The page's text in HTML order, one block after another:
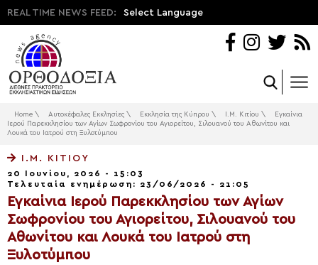
REAL TIME NEWS FEED: Select Language
Home \ Αυτοκέφαλες Εκκλησίες \ Εκκλησία της Κύπρου \ Ι.Μ. Κιτίου \
Εγκαίνια
Ιερού Παρεκκλησίου των Αγίων Σωφρονίου του Αγιορείτου, Σιλουανού του Αθωνίτου και
Λουκά του Ιατρού στη Ξυλοτύμπου
Ι.Μ. ΚΙΤΊΟΥ
20 Ιουνίου, 2026 - 15:03
Τελευταία ενημέρωση: 23/06/2026 - 21:05
Εγκαίνια Ιερού Παρεκκλησίου των Αγίων
Σωφρονίου του Αγιορείτου, Σιλουανού του
Αθωνίτου και Λουκά του Ιατρού στη
Ξυλοτύμπου